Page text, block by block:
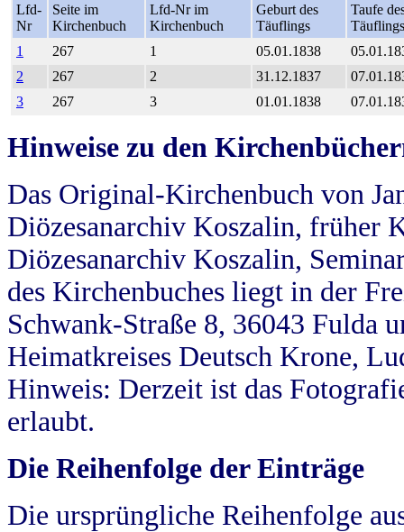
Lfd-
Nr
Seite im
Kirchenbuch
Lfd-Nr im
Kirchenbuch
Geburt des
Täuflings
Taufe
Täuflings
1
267 1 05.01.1838
2
267 2 31.12.1837
3
267 3 01.01.1838
Hinweise zu den
Das Original-Kirchenbuch von
Diözesanarchiv Koszalin, früher
Diözesanarchiv Koszalin,
des Kirchenbuches liegt in der
Schwank-Straße 8, 36043 Fulda
Heimatkreises Deutsch Krone,
Hinweis: Derzeit ist das
erlaubt.
Die Reihenfolge der Einträge
Die ursprüngliche Reihenfolge